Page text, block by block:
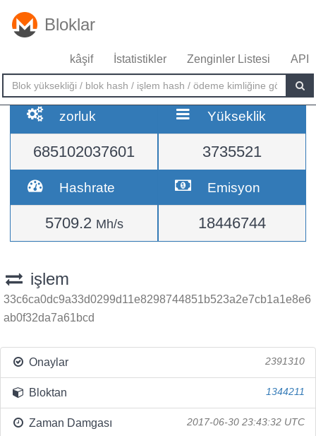
Bloklar
kâşif İstatistikler Zenginler Listesi API
zorluk
685102037601
Yükseklik
3735521
Hashrate
5709.2 Mh/s
Emisyon
18446744
işlem
33c6ca0dc9a33d0299d11e8298744851b523a2e7cb1a1e8e6
ab0f32da7a61bcd
Onaylar 2391310
Bloktan 1344211
Zaman Damgası 2017-06-30 23:43:32 UTC